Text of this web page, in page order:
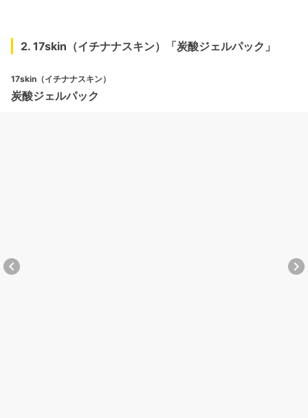
2. 17skin（イチナナスキン）「炭酸ジェルパック」
17skin（イチナナスキン）
炭酸ジェルパック